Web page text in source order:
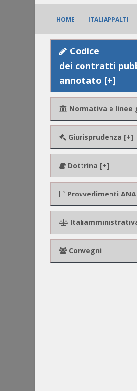
HOME ITALIAPPALTI
Codice
dei contratti
annotato [+]
Normativa e linee
Giurisprudenza [+]
Dottrina [+]
Provvedimenti
Convegni